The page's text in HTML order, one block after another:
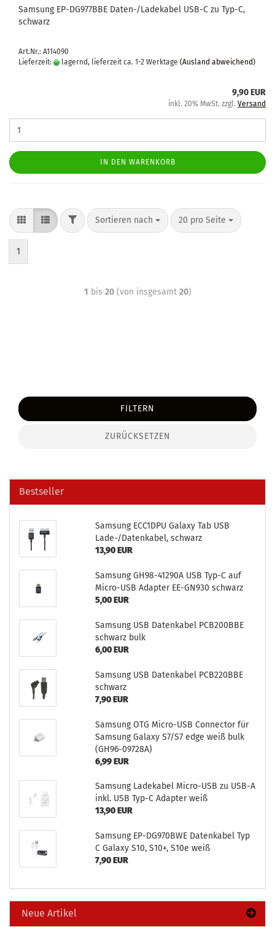
Sam­sung EP-​DG977BBE Daten-​​/La­de­ka­bel USB-C zu Typ-C,
schwarz
Art.Nr.: A114090
Lieferzeit:
lagernd, lieferzeit ca. 1-2 Werktage (Ausland abweichend)
9,90 EUR
inkl. 20% MwSt. zzgl. Versand
IN DEN WARENKORB
Sortieren nach 20 pro Seite
1
1 bis 20(von insgesamt 20)
FILTERN
ZURÜCKSETZEN
Bestseller
Sam­sung ECC1DPU Ga­la­xy Tab USB
Lade-/Da­ten­ka­bel, schwarz
13,90 EUR
Sam­sung GH98-​41290A USB Typ-C auf
Micro-​USB Ad­ap­ter EE-​GN930 schwarz
5,00 EUR
Sam­sung USB Da­ten­ka­bel PCB200BBE
schwarz bulk
6,00 EUR
Sam­sung USB Da­ten­ka­bel PCB220BBE
schwarz
7,90 EUR
Sam­sung OTG Micro-​USB Con­nec­tor für
Sam­sung Ga­la­xy S7/S7 edge weiß bulk
(GH96-​09728A)
6,99 EUR
Sam­sung La­de­ka­bel Micro-​USB zu USB-A
inkl. USB Typ-C Ad­ap­ter weiß
13,90 EUR
Sam­sung EP-​DG970BWE Da­ten­ka­bel Typ
C Ga­la­xy S10, S10+, S10e weiß
7,90 EUR
Neue Artikel